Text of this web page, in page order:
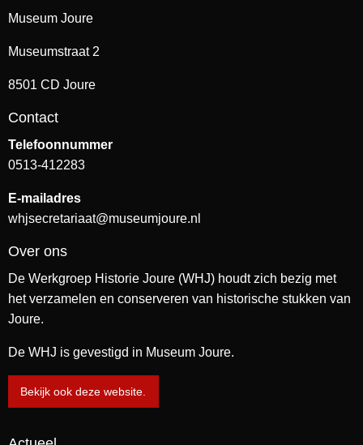
Museum Joure
Museumstraat 2
8501 CD Joure
Contact
Telefoonnummer
0513-412283
E-mailadres
whjsecretariaat@museumjoure.nl
Over ons
De Werkgroep Historie Joure (WHJ) houdt zich bezig met
het verzamelen en conserveren van historische stukken van
Joure.
De WHJ is gevestigd in Museum Joure.
Bekijk ook deze website.